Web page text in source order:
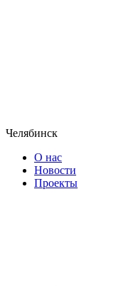
Челябинск
О нас
Новости
Проекты